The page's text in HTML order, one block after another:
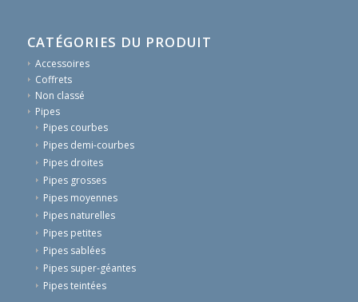
CATÉGORIES DU PRODUIT
Accessoires
Coffrets
Non classé
Pipes
Pipes courbes
Pipes demi-courbes
Pipes droites
Pipes grosses
Pipes moyennes
Pipes naturelles
Pipes petites
Pipes sablées
Pipes super-géantes
Pipes teintées